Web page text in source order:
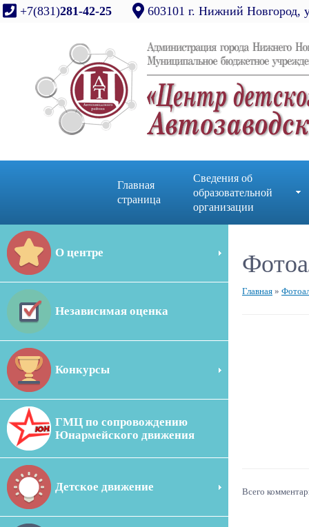
+7(831)281-42-25 603101 г. Нижний Новгород,
Главная
страница
Сведения об
образовательной
организации
О центре
Независимая оценка
Конкурсы
ГМЦ по сопровождению
Юнармейского движения
Детское движение
Главная »
Всего